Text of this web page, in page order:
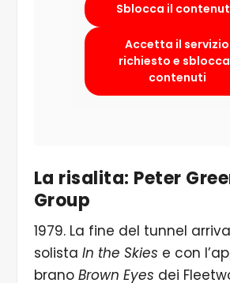
Sblocca il
Accetta il servizio
richiesto e
contenuti
La risalita: Peter
Group
1979. La fine del tunnel
solista In the Skies e con
brano Brown Eyes dei